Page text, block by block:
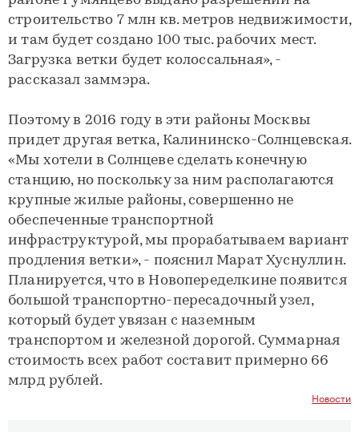
строительство 7 млн кв. метров недвижимости,
и там будет создано 100 тыс. рабочих мест.
Загрузка ветки будет колоссальная», -
рассказал заммэра.
Поэтому в 2016 году в эти районы Москвы
придет другая ветка, Калининско-Солнцевская.
«Мы хотели в Солнцеве сделать конечную
станцию, но поскольку за ним располагаются
крупные жилые районы, совершенно не
обеспеченные транспортной
инфраструктурой, мы прорабатываем вариант
продления ветки», - пояснил Марат Хуснуллин.
Планируется, что в Новопеределкине появится
большой транспортно-пересадочный узел,
который будет увязан с наземным
транспортом и железной дорогой. Суммарная
стоимость всех работ составит примерно 66
млрд рублей.
Новости